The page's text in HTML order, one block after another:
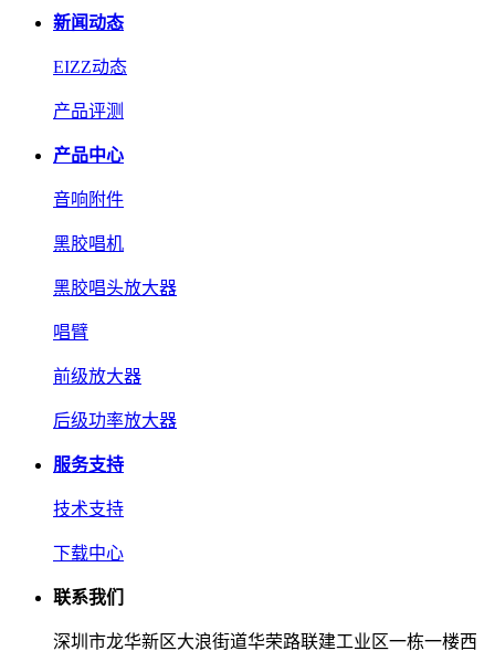
新闻动态
EIZZ动态
产品评测
产品中心
音响附件
黑胶唱机
黑胶唱头放大器
唱臂
前级放大器
后级功率放大器
服务支持
技术支持
下载中心
联系我们
深圳市龙华新区大浪街道华荣路联建工业区一栋一楼西